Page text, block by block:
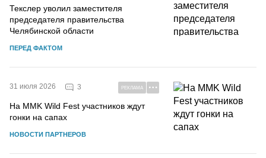
Текслер уволил заместителя
председателя правительства
Челябинской области
ПЕРЕД ФАКТОМ
31 июля 2026 3 РЕКЛАМА
На MMK Wild Fest участников ждут
гонки на сапах
НОВОСТИ ПАРТНЕРОВ